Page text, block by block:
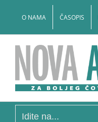
O NAMA ČASOPIS
Idite na...